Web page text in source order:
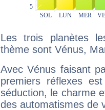
Les trois planètes
thème sont Vénus,
Avec Vénus faisant
premiers réflexes
séduction, le charme
des automatismes de